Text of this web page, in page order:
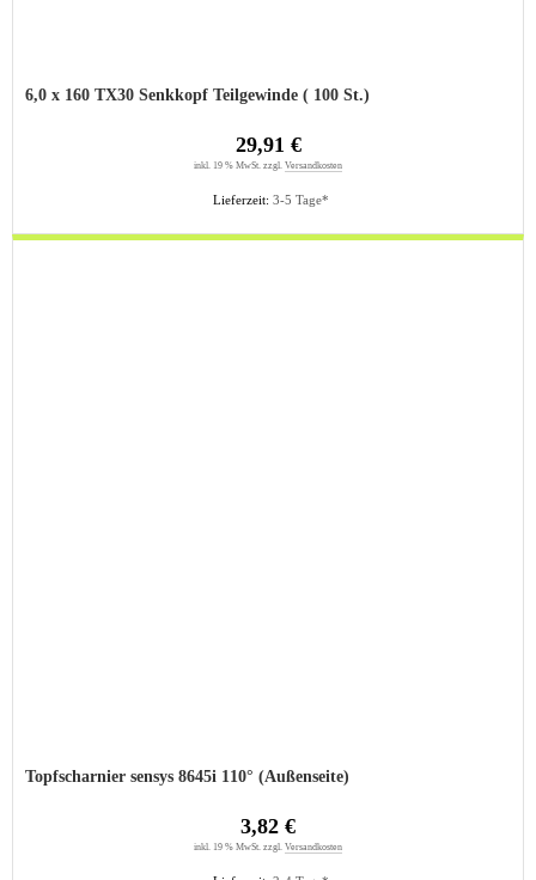
6,0 x 160 TX30 Senkkopf Teilgewinde ( 100 St.)
Lieferzeit: 3-5 Tage*
29,91 €
inkl. 19 % MwSt. zzgl. Versandkosten
Topfscharnier sensys 8645i 110° (Außenseite)
3,82 €
inkl. 19 % MwSt. zzgl. Versandkosten